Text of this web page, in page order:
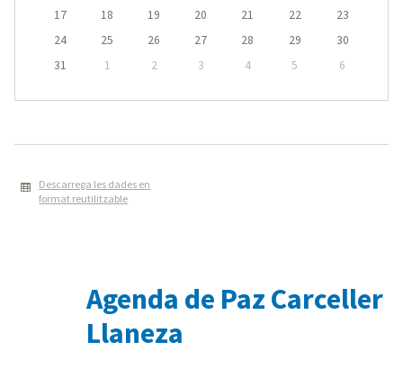
17
18 19 20 21 22
23
24
25 26 27 28 29
30
31
1 2 3 4 5 6
Descarrega les dades en
format reutilitzable
Agenda de Paz Carceller
Llaneza